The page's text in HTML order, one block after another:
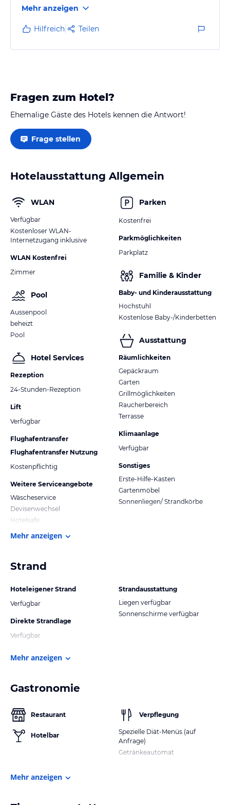
Bereichen geachtet. Wifi war selbstverständlich
kostenlos und funktionierte perfekt. Das türkische
Frühstück hatten wir mitgebucht, separat kostete es
11 TL.
Allgemeinzustand…
Mehr anzeigen
Hilfreich Teilen
Fragen zum Hotel?
Ehemalige Gäste des Hotels kennen die Antwort!
Frage stellen
Hotelausstattung Allgemein
WLAN
Verfügbar
Kostenloser WLAN-
Internetzugang inklusive
WLAN Kostenfrei
Zimmer
Pool
Aussenpool
beheizt
Pool
Hotel Services
Rezeption
24-Stunden-Rezeption
Lift
Verfügbar
Flughafentransfer
Flughafentransfer Nutzung
Kostenpflichtig
Weitere Serviceangebote
Wäscheservice
Devisenwechsel
Hotelsafe
Parken
Kostenfrei
Parkmöglichkeiten
Parkplatz
Familie & Kinder
Baby- und Kinderausstattung
Hochstuhl
Kostenlose Baby-/Kinderbetten
Ausstattung
Räumlichkeiten
Gepäckraum
Garten
Grillmöglichkeiten
Raucherbereich
Terrasse
Klimaanlage
Verfügbar
Sonstiges
Erste-Hilfe-Kasten
Gartenmöbel
Sonnenliegen/ Strandkörbe
Mehr anzeigen
Strand
Hoteleigener Strand
Verfügbar
Direkte Strandlage
Verfügbar
Strandausstattung
Liegen verfügbar
Sonnenschirme verfügbar
Mehr anzeigen
Gastronomie
Restaurant
Hotelbar
Verpflegung
Spezielle Diät-Menüs (auf
Anfrage)
Getränkeautomat
Mehr anzeigen